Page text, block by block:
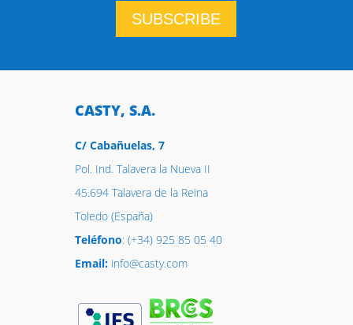
SUBSCRIBE
CASTY, S.A.
C/ Cabañuelas, 7
Pol. Ind. Talavera la Nueva II
45.694 Talavera de la Reina
Toledo (España)
Teléfono: (+34) 925 85 05 40
Email:info@casty.com